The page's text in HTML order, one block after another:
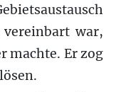
war,
machte. Er zog